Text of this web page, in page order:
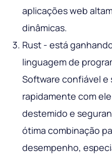
aplicações web
dinâmicas.
Rust - está
linguagem de
Software confiável e
rapidamente com
destemido e
ótima combinação
desempenho,